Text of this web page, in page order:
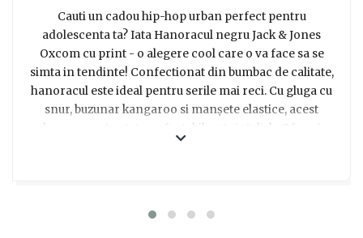
Cauti un cadou hip-hop urban perfect pentru
adolescenta ta? Iata Hanoracul negru Jack & Jones
Oxcom cu print - o alegere cool care o va face sa se
simta in tendinte! Confectionat din bumbac de calitate,
hanoracul este ideal pentru serile mai reci. Cu gluga cu
snur, buzunar kangaroo si manșete elastice, acest
hanorac este atat confortabil, cat si stylish. Ofera-i
impresionat de calitatea si designul acestui hanorac!